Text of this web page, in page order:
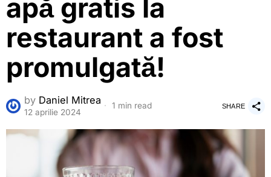
apă gratis la
restaurant a fost
promulgată!
by Daniel Mitrea
12 aprilie 2024
1 min read SHARE